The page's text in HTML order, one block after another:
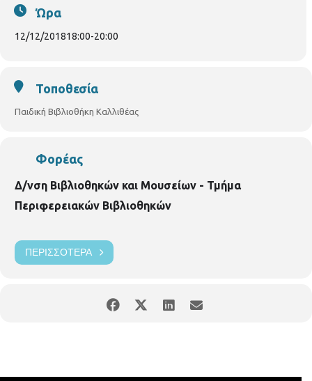
Ώρα
12/12/201818:00-20:00
Τοποθεσία
Παιδική Βιβλιοθήκη Καλλιθέας
Φορέας
Δ/νση Βιβλιοθηκών και Μουσείων - Τμήμα
Περιφερειακών Βιβλιοθηκών
ΠΕΡΙΣΣΌΤΕΡΑ